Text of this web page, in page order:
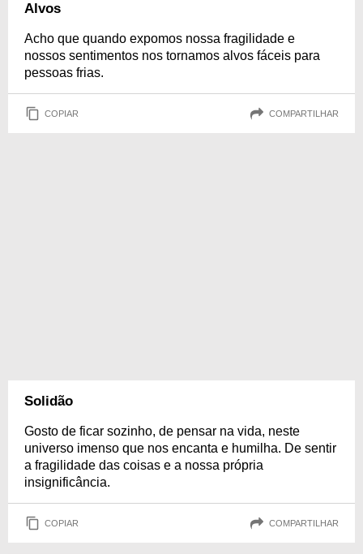
Alvos
Acho que quando expomos nossa fragilidade e
nossos sentimentos nos tornamos alvos fáceis para
pessoas frias.
COPIAR COMPARTILHAR
Solidão
Gosto de ficar sozinho, de pensar na vida, neste
universo imenso que nos encanta e humilha. De sentir
a fragilidade das coisas e a nossa própria
insignificância.
COPIAR COMPARTILHAR